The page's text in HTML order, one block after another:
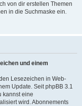
von dir erstellen Themen
in die Suchmaske ein.
und einem
Lesezeichen in Web-
Update. Seit phpBB 3.1
kannst eine
wird. Abonnements